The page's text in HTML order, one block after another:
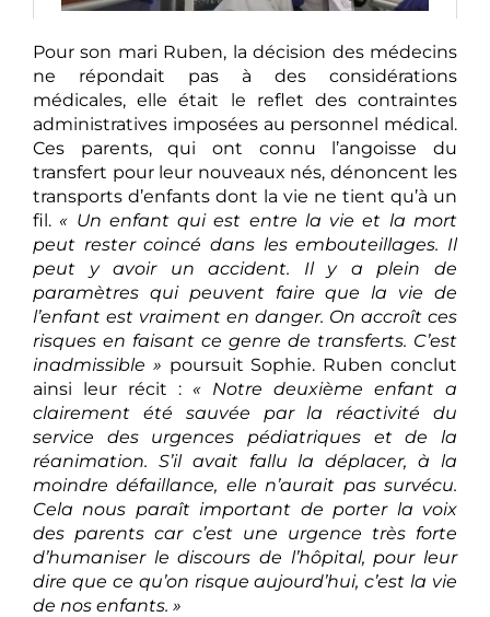
Pour son mari Ruben, la décision des médecins
ne répondait pas à des considérations
médicales, elle était le reflet des contraintes
administratives imposées au personnel médical.
Ces parents, qui ont connu l’angoisse du
transfert pour leur nouveaux nés, dénoncent les
transports d’enfants dont la vie ne tient qu’à un
fil. « Un enfant qui est entre la vie et la mort
peut rester coincé dans les embouteillages. Il
peut y avoir un accident. Il y a plein de
paramètres qui peuvent faire que la vie de
l’enfant est vraiment en danger. On accroît ces
risques en faisant ce genre de transferts. C’est
inadmissible » poursuit Sophie. Ruben conclut
ainsi leur récit : « Notre deuxième enfant a
clairement été sauvée par la réactivité du
service des urgences pédiatriques et de la
réanimation. S’il avait fallu la déplacer, à la
moindre défaillance, elle n’aurait pas survécu.
Cela nous paraît important de porter la voix
des parents car c’est une urgence très forte
d’humaniser le discours de l’hôpital, pour leur
dire que ce qu’on risque aujourd’hui, c’est la vie
de nos enfants. »